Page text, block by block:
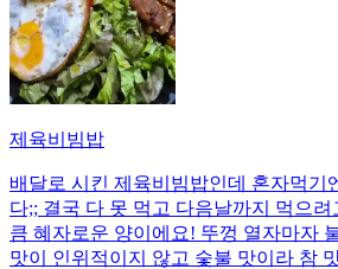
제육비빔밥
배달로 시킨 제육비빔밥인데 혼자먹기
다;; 결국 다 못 먹고 다음날까지 먹으
큼 혜자로운 양이에요! 뚜껑 열자마자
맛이 인위적이지 않고 숯불 맛이라 참